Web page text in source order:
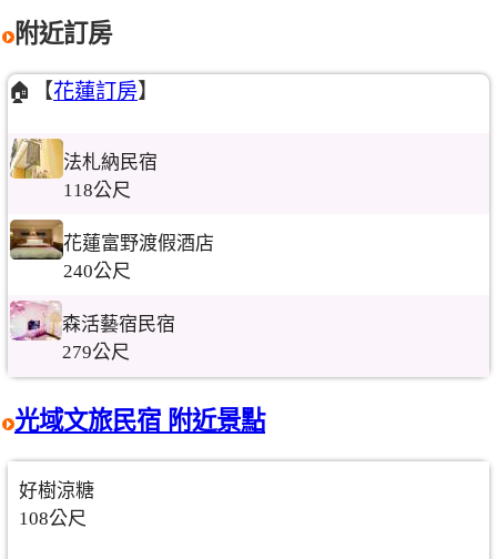
附近訂房
🏠【花蓮訂房】
法札納民宿
118公尺
花蓮富野渡假酒店
240公尺
森活藝宿民宿
279公尺
光域文旅民宿 附近景點
好樹涼糖
108公尺